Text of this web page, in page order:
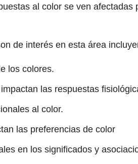
al color se ven afectadas
de interés en esta área
los colores.
las respuestas
al color.
las preferencias de color
en los significados y